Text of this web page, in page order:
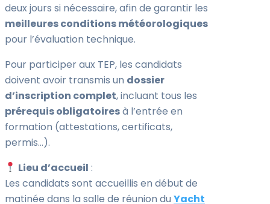
deux jours si nécessaire, afin de garantir les
meilleures conditions météorologiques
pour l’évaluation technique.
Pour participer aux TEP, les candidats
doivent avoir transmis un dossier
d’inscription complet, incluant tous les
prérequis obligatoiresà l’entrée en
formation (attestations, certificats,
permis…).
Lieu d’accueil :
Les candidats sont accueillis en début de
matinée dans la salle de réunion du Yacht